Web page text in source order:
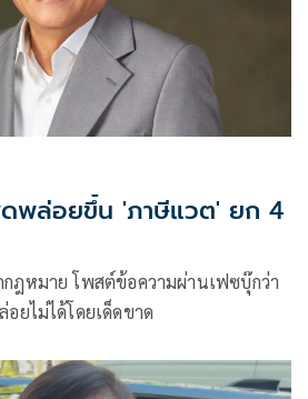
พล่อยขึ้น 'ภาษีแวต' ยก 4
ฎหมาย โพสต์ข้อความผ่านเฟซบุ๊กว่า
ยไม่ได้โดยเด็ดขาด